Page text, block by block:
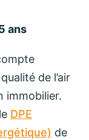
ans
de l’air
immobilier.
DPE
de